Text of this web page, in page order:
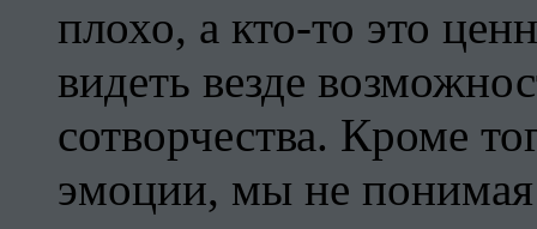
плохо, а кто-то это
видеть везде
сотворчества. Кроме
эмоции, мы не понимая